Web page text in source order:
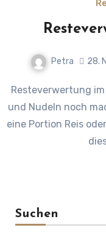
Petra 28.
Resteverwertung im Alltag: Was du aus Kartoffeln, Reis
und Nudeln noch
eine Portion Reis
Suchen